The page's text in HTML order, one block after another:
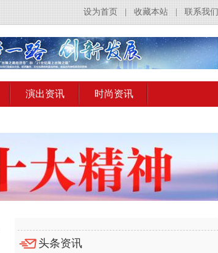
联系我们
收藏本站
设为首页
演出资讯 时尚资讯
头条资讯